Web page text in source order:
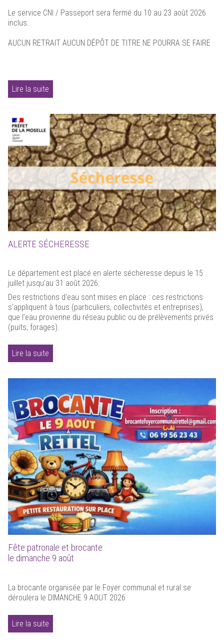
Le service CNI / Passeport sera fermé du 10 au 23 août 2026
inclus.
AUCUN RETRAIT AUCUN DÉPÔT DE TITRE NE POURRA SE FAIRE
Lire la suite
ALERTE SÉCHERESSE
Le département est placé en alerte sécheresse depuis le 15
juillet jusqu'au 31 août 2026.
Des restrictions d'eau sont mises en place : ces restrictions
s’appliquent à tous (particuliers, collectivités et entreprises),
que l’eau provienne du réseau public ou de prélèvements privés
(puits, forages).
Lire la suite
Fête patronale et brocante
le dimanche 9 août
La brocante organisée par le Foyer communal et rural se
déroulera le DIMANCHE 9 AOUT 2026
Lire la suite